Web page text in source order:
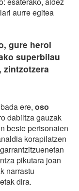
aurre egitea
gure heroi
superbilau
ere, oso
dabiltza gauzak
beste pertsonaien
korapilatzen
pikutara joan
narrastu
dira.